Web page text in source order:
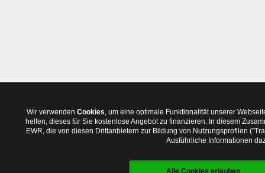
Wir verwenden Cookies, um eine optimale Funktionalität unserer
helfen, dieses für Sie kostenlose Angebot zu finanzieren. In diesem
EWR, die von diesen Drittanbietern zur Bildung von Nutzungsprofilen
Ausführliche Informationen
Alle Cookies erlauben